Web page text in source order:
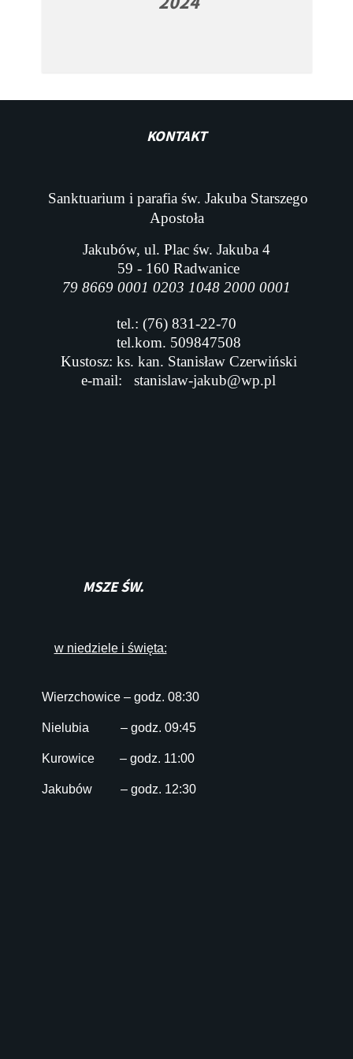
KONTAKT
Sanktuarium i parafia św. Jakuba Starszego
Apostoła
Jakubów, ul. Plac św. Jakuba 4
59 - 160 Radwanice
79 8669 0001 0203 1048 2000 0001
tel.: (76) 831-22-70
tel.kom. 509847508
Kustosz: ks. kan. Stanisław Czerwiński
e-mail: stanislaw-jakub@wp.pl
MSZE ŚW.
w niedziele i święta:
Wierzchowice – godz. 08:30
Nielubia – godz. 09:45
Kurowice – godz. 11:00
Jakubów – godz. 12:30